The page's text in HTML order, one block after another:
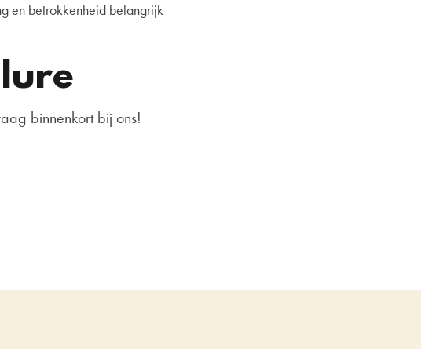
en betrokkenheid belangrijk
binnenkort bij ons!